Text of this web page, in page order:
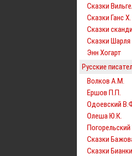
Сказки
Сказки Ганс
Сказки
Сказки Шарля
Энн Хогарт
Русские
Волков А.М.
Ершов П.П.
Одоевский
Олеша Ю.К.
Погорельский
Сказки
Сказки